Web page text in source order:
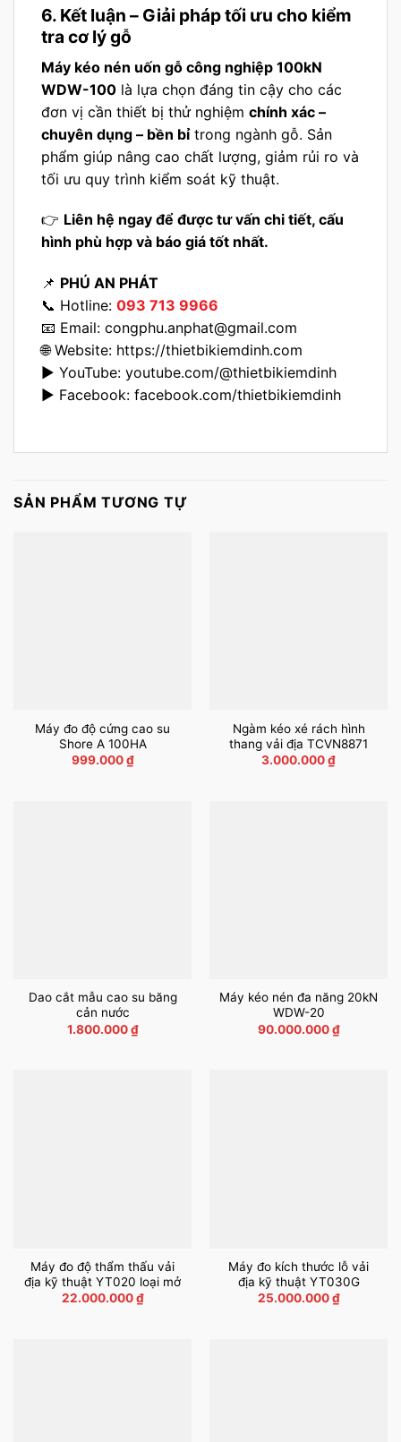
6. Kết luận – Giải pháp tối ưu cho kiểm
tra cơ lý gỗ
Máy kéo nén uốn gỗ công nghiệp 100kN
WDW-100 là lựa chọn đáng tin cậy cho các
đơn vị cần thiết bị thử nghiệm chính xác –
chuyên dụng – bền bỉtrong ngành gỗ. Sản
phẩm giúp nâng cao chất lượng, giảm rủi ro và
tối ưu quy trình kiểm soát kỹ thuật.
👉 Liên hệ ngay để được tư vấn chi tiết, cấu
hình phù hợp và báo giá tốt nhất.
📌 PHÚ AN PHÁT
📞 Hotline: 093 713 9966
📧 Email: congphu.anphat@gmail.com
🌐 Website: https://thietbikiemdinh.com
▶️ YouTube: youtube.com/@thietbikiemdinh
▶️ Facebook: facebook.com/thietbikiemdinh
SẢN PHẨM TƯƠNG TỰ
Máy đo độ cứng cao su
Shore A 100HA
999.000₫
Ngàm kéo xé rách hình
thang vải địa TCVN8871
3.000.000₫
Dao cắt mẫu cao su băng
cản nước
1.800.000₫
Máy kéo nén đa năng 20kN
WDW-20
90.000.000₫
Máy đo độ thẩm thấu vải
địa kỹ thuật YT020 loại mở
22.000.000₫
Máy đo kích thước lỗ vải
địa kỹ thuật YT030G
25.000.000₫